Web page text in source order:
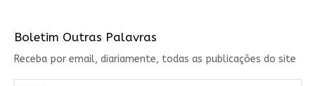
Boletim Outras Palavras
Receba por email, diariamente, todas as publicações do site